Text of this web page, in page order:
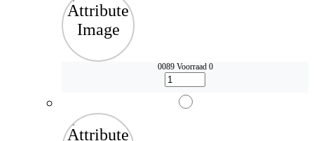
0089 Voorraad 0